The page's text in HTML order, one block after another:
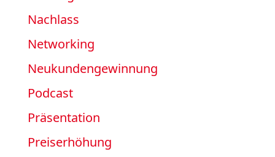
Nachlass
Networking
Neukundengewinnung
Podcast
Präsentation
Preiserhöhung